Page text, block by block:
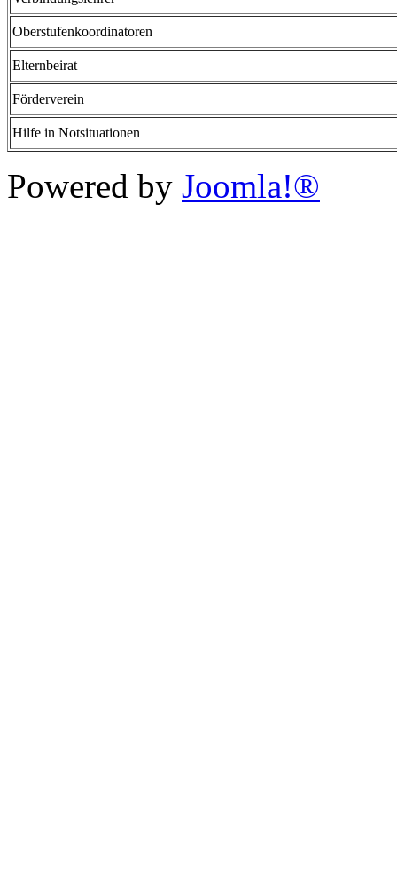
Oberstufenkoordinatoren
Elternbeirat
Förderverein
Hilfe in Notsituationen
Powered by Joomla!®